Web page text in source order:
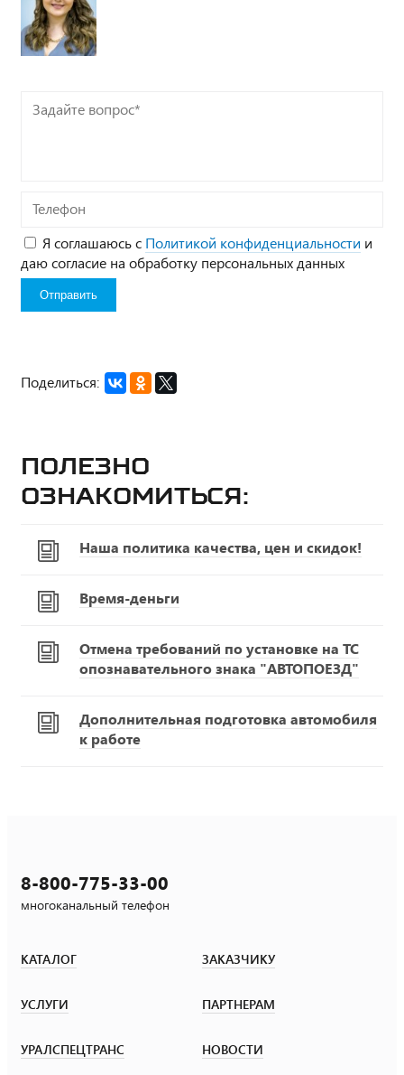
Задайте
Телефон
Я соглашаюсь с Политикой конфиденциальности и
даю согласие на обработку персональных данных
Поделиться:
Полезно
ознакомиться:
Наша политика качества, цен и скидок!
Время-деньги
Отмена требований по установке на ТС
опознавательного знака "АВТОПОЕЗД"
Дополнительная подготовка автомобиля
к работе
8-800-775-33-00
многоканальный телефон
КАТАЛОГ ЗАКАЗЧИКУ
УСЛУГИ ПАРТНЕРАМ
УРАЛСПЕЦТРАНС НОВОСТИ